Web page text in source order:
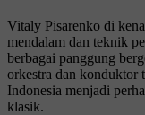
Vitaly Pisarenko di
mendalam dan teknik
berbagai panggung
orkestra dan konduktor
Indonesia menjadi
klasik.